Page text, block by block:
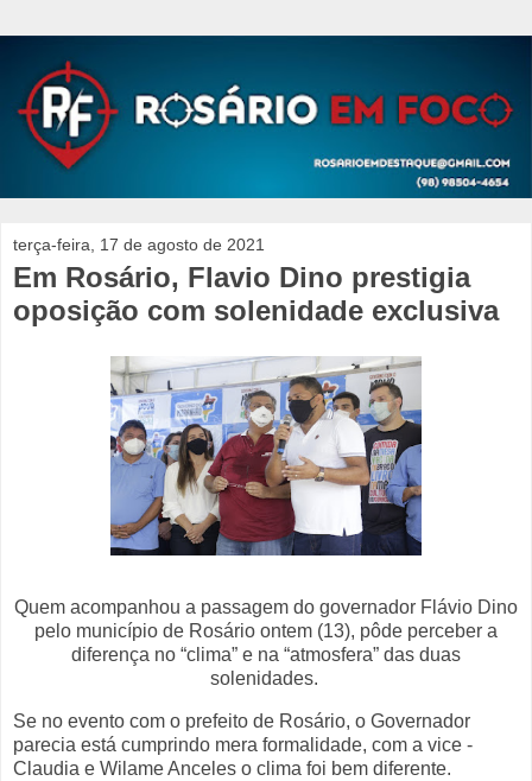
terça-feira, 17 de agosto de 2021
Em Rosário, Flavio Dino prestigia
oposição com solenidade exclusiva
Quem acompanhou a passagem do governador Flávio Dino
pelo município de Rosário ontem (13), pôde perceber a
diferença no “clima” e na “atmosfera” das duas
solenidades.
Se no evento com o prefeito de Rosário, o Governador
parecia está cumprindo mera formalidade, com a vice -
Claudia e Wilame Anceles o clima foi bem diferente.